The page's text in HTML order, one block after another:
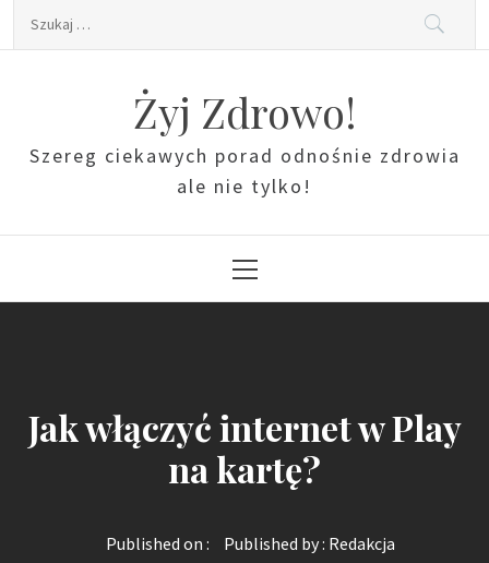
Szukaj:
Żyj Zdrowo!
Szereg ciekawych porad odnośnie zdrowia
ale nie tylko!
Menu
Jak włączyć internet w Play
na kartę?
Published on : Published by : Redakcja